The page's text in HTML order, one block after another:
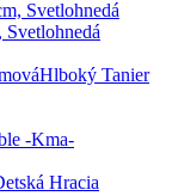
Hlboký Tanier
-Kma-
Hracia